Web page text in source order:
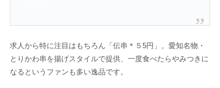
求人から特に注目はもちろん「伝串＊５5円」。愛知名物・
とりかわ串を揚げスタイルで提供、一度食べたらやみつきに
なるというファンも多い逸品です。